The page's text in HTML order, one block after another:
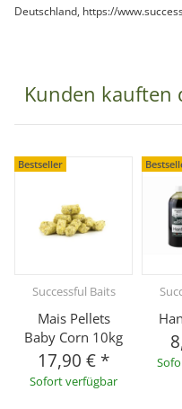
Deutschland, https://
Kunden kauften
Bestseller
Successful Baits
Mais Pellets
Baby Corn 10kg
17,90 € *
Sofort verfügbar